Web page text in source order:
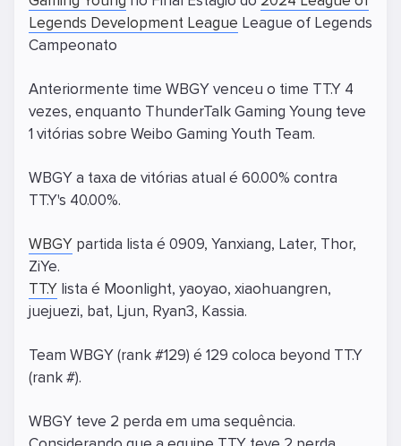
Legends Development League League of Legends
Campeonato
Anteriormente time WBGY venceu o time TT.Y 4
vezes, enquanto ThunderTalk Gaming Young teve
1 vitórias sobre Weibo Gaming Youth Team.
WBGY a taxa de vitórias atual é 60.00% contra
TT.Y's 40.00%.
WBGY partida lista é 0909, Yanxiang, Later, Thor,
ZiYe.
TT.Y lista é Moonlight, yaoyao, xiaohuangren,
juejuezi, bat, Ljun, Ryan3, Kassia.
Team WBGY (rank #129) é 129 coloca beyond TT.Y
(rank #).
WBGY teve 2 perda em uma sequência.